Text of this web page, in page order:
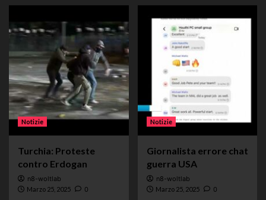
Notizie
Turchia: Proteste
contro Erdogan
n8-woltlab
Marzo 25, 2025 0
Notizie
Giornalista errore chat
guerra USA
n8-woltlab
Marzo 25, 2025 0